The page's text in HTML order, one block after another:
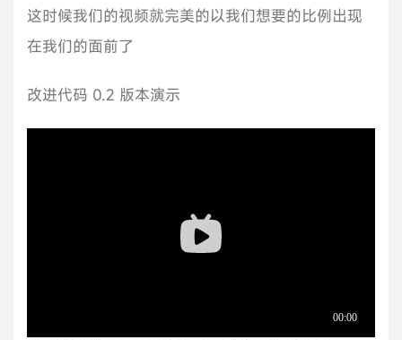
这时候我们的视频就完美的以我们想要的比例出现
在我们的面前了
改进代码 0.2 版本演示